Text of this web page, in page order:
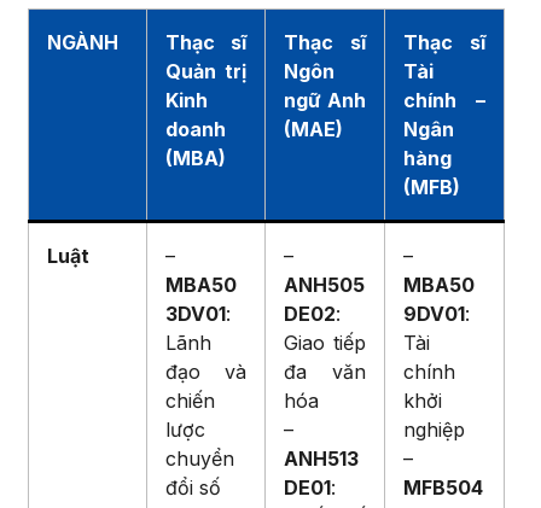
NGÀNH
Thạc sĩ
Quản trị
Kinh
doanh
(MBA)
Thạc sĩ
Ngôn
ngữ Anh
(MAE)
Thạc sĩ
Tài
chính –
Ngân
hàng
(MFB)
Luật
–
MBA50
3DV01:
Lãnh
đạo và
chiến
lược
chuyển
đổi số
–
ANH505
DE02:
Giao tiếp
đa văn
hóa
–
ANH513
DE01:
–
MBA50
9DV01:
Tài
chính
khởi
nghiệp
–
MFB504